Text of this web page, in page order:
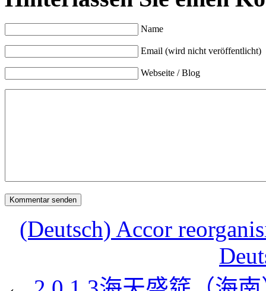
Name
Email (wird nicht veröffentlicht)
Webseite / Blog
(Deutsch) Accor